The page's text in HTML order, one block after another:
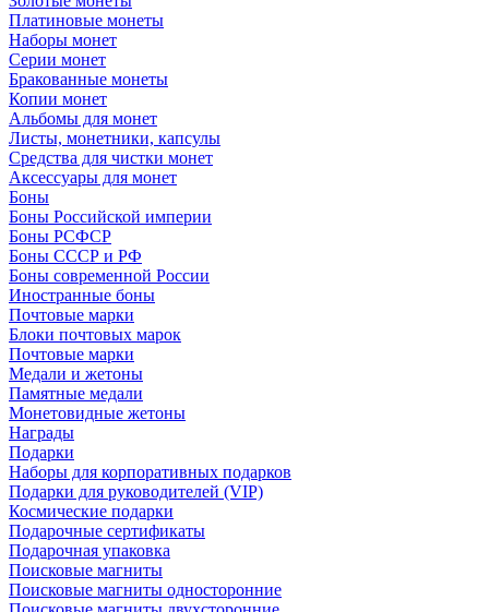
Платиновые монеты
Наборы монет
Серии монет
Бракованные монеты
Копии монет
Альбомы для монет
Листы, монетники, капсулы
Средства для чистки монет
Аксессуары для монет
Боны
Боны Российской империи
Боны РСФСР
Боны СССР и РФ
Боны современной России
Иностранные боны
Почтовые марки
Блоки почтовых марок
Почтовые марки
Медали и жетоны
Памятные медали
Монетовидные жетоны
Награды
Подарки
Наборы для корпоративных подарков
Подарки для руководителей (VIP)
Космические подарки
Подарочные сертификаты
Подарочная упаковка
Поисковые магниты
Поисковые магниты односторонние